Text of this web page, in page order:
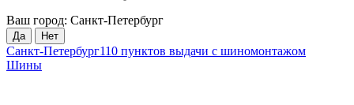
Ваш город: Санкт-Петербург
Да Нет
Санкт-Петербург110 пунктов выдачи с шиномонтажом
Шины